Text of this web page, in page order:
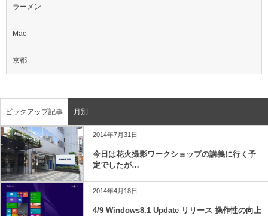
ラーメン
Mac
京都
ピックアップ記事 月別
2014年7月31日
今日は花火撮影ワークショップの講義に行く予
定でしたが…
2014年4月18日
4/9 Windows8.1 Update リリース 操作性の向上